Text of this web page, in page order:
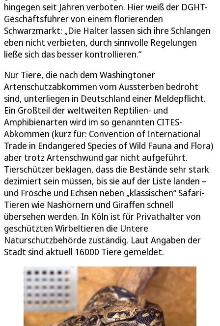
hingegen seit Jahren verboten. Hier weiß der DGHT-
Geschäftsführer von einem florierenden
Schwarzmarkt: „Die Halter lassen sich ihre Schlangen
eben nicht verbieten, durch sinnvolle Regelungen
ließe sich das besser kontrollieren.“
Nur Tiere, die nach dem Washingtoner
Artenschutzabkommen vom Aussterben bedroht
sind, unterliegen in Deutschland einer Meldepflicht.
Ein Großteil der weltweiten Reptilien- und
Amphibienarten wird im so genannten CITES-
Abkommen (kurz für: Convention of International
Trade in Endangered Species of Wild Fauna and Flora)
aber trotz Artenschwund gar nicht aufgeführt.
Tierschützer beklagen, dass die Bestände sehr stark
dezimiert sein müssen, bis sie auf der Liste landen –
und Frösche und Echsen neben „klassischen“ Safari-
Tieren wie Nashörnern und Giraffen schnell
übersehen werden. In Köln ist für Privathalter von
geschützten Wirbeltieren die Untere
Naturschutzbehörde zuständig. Laut Angaben der
Stadt sind aktuell 16000 Tiere gemeldet.